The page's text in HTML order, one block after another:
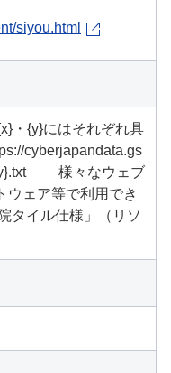
siyou.html
・{y}にはそれぞれ具
cyberjapandata.gs
{y}.txt 様々なウェブ
ウェア等で利用でき
タイル仕様」（リソ